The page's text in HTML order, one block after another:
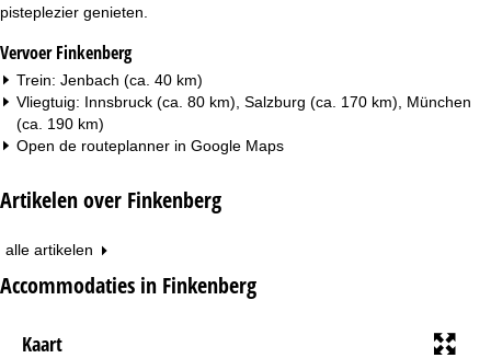
pisteplezier genieten.
Vervoer Finkenberg
Trein: Jenbach (ca. 40 km)
Vliegtuig: Innsbruck (ca. 80 km), Salzburg (ca. 170 km), München
(ca. 190 km)
Open de routeplanner in Google Maps
Artikelen over Finkenberg
alle artikelen
Accommodaties in Finkenberg
Kaart